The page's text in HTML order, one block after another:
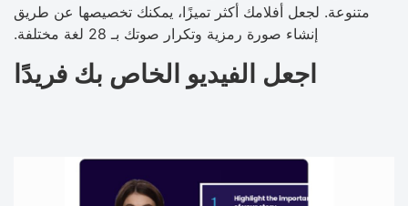
متنوعة. لجعل أفلامك أكثر تميزًا، يمكنك تخصيصها عن طريق
إنشاء صورة رمزية وتكرار صوتك بـ 28 لغة مختلفة.
اجعل الفيديو الخاص بك فريدًا